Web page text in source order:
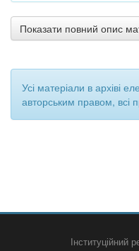
Показати повний опис
Усі матеріали в архіві
авторським правом, всі
Інституційний